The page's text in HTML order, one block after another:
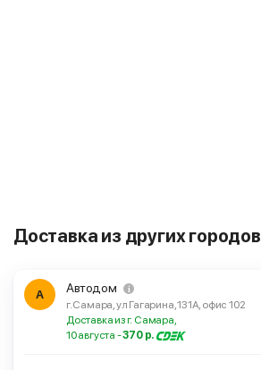
Доставка из других городов
А Автодом
г. Самара, ул Гагарина, 131А, офис 102
Доставка из г. Самара,
10 августа -370 р.